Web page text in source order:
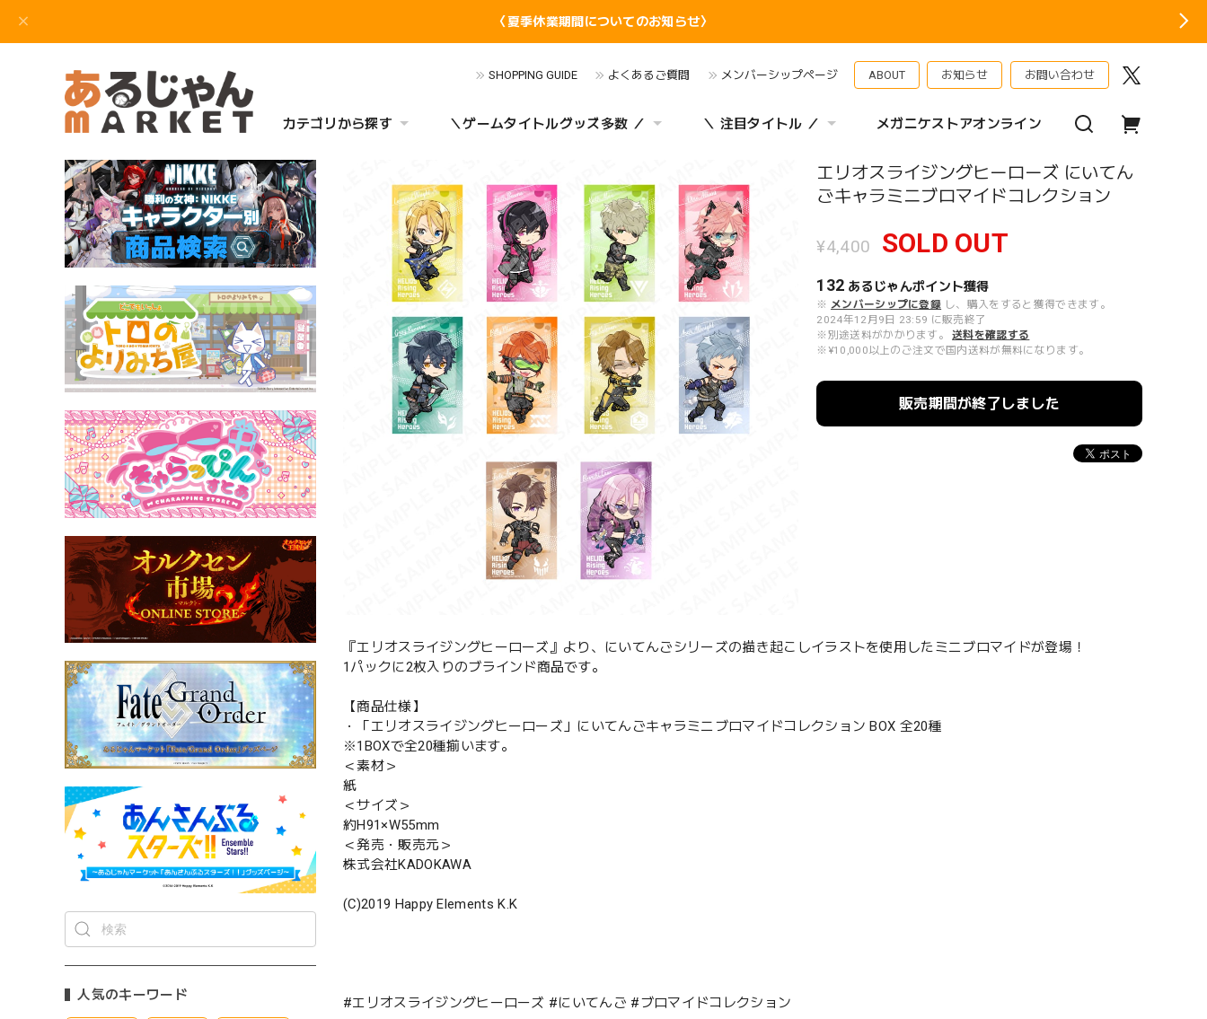
〈夏季休業期間についてのお知らせ〉
SHOPPING GUIDE よくあるご質問 メンバーシップページ ABOUT お知らせ お問い合わせ
カテゴリから探す ＼ゲームタイトルグッズ多数 ／ ＼ 注目タイトル ／ メガニケストアオンライン
人気のキーワード
エリオスライジングヒーローズ にいてん
ごキャラミニブロマイドコレクション
¥4,400 SOLD OUT
132 あるじゃんポイント獲得
※ メンバーシップに登録 し、購入をすると獲得できます。
2024年12月9日 23:59 に販売終了
※別途送料がかかります。
送料を確認する
※¥10,000以上のご注文で国内送料が無料になります。
販売期間が終了しました
『エリオスライジングヒーローズ』より、にいてんごシリーズの描き起こしイラストを使用したミニブロマイドが登場！
1パックに2枚入りのブラインド商品です。
【商品仕様】
・「エリオスライジングヒーローズ」にいてんごキャラミニブロマイドコレクション BOX 全20種
※1BOXで全20種揃います。
＜素材＞
紙
＜サイズ＞
約H91×W55mm
＜発売・販売元＞
株式会社KADOKAWA
(C)2019 Happy Elements K.K
#エリオスライジングヒーローズ #にいてんご #ブロマイドコレクション